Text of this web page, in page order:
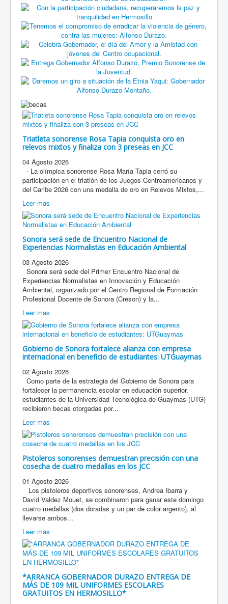
Triatleta sonorense Rosa Tapia conquista oro en
relevos mixtos y finaliza con 3 preseas en JCC
04 Agosto 2026
- La olímpica sonorense Rosa María Tapia cerró su
participación en el triatlón de los Juegos Centroamericanos y
del Caribe 2026 con una medalla de oro en Relevos Mixtos,...
Leer mas
Sonora será sede de Encuentro Nacional de
Experiencias Normalistas en Educación Ambiental
03 Agosto 2026
Sonora será sede del Primer Encuentro Nacional de
Experiencias Normalistas en Innovación y Educación
Ambiental, organizado por el Centro Regional de Formación
Profesional Docente de Sonora (Creson) y la...
Leer mas
Gobierno de Sonora fortalece alianza con empresa
internacional en beneficio de estudiantes: UTGuaymas
02 Agosto 2026
Como parte de la estrategia del Gobierno de Sonora para
fortalecer la permanencia escolar en educación superior,
estudiantes de la Universidad Tecnológica de Guaymas (UTG)
recibieron becas otorgadas por...
Leer mas
Pistoleros sonorenses demuestran precisión con una
cosecha de cuatro medallas en los JCC
01 Agosto 2026
Los pistoleros deportivos sonorenses, Andrea Ibarra y
David Valdez Mouet, se combinaron para ganar este domingo
cuatro medallas (dos doradas y un par de color argento), al
llevarse ambos...
Leer mas
*ARRANCA GOBERNADOR DURAZO ENTREGA DE
MÁS DE 109 MIL UNIFORMES ESCOLARES
GRATUITOS EN HERMOSILLO*